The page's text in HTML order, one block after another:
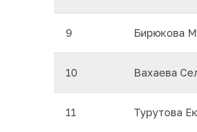
9 Бирюкова
10 Вахаева
11 Турутова